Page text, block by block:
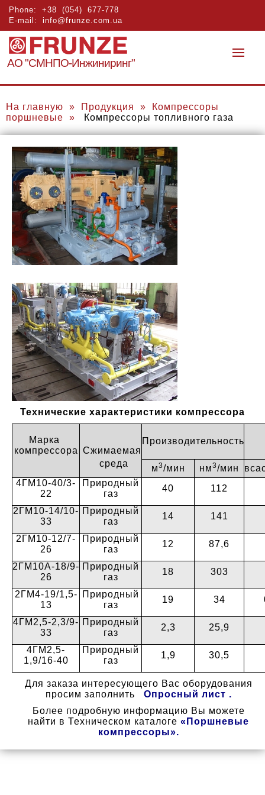
Phone: +38 (054) 677-778
E-mail: info@frunze.com.ua
АО "СМНПО-Инжиниринг"
На главную » Продукция »
Компрессоры
поршневые » Компрессоры топливного газа
Технические характеристики компрессора
Марка
компрессора Сжимаемая
среда
Производительность
м3/мин нм3/мин
4ГМ10-40/3-
22
Природный
газ
40 112
2ГМ10-14/10-
33
Природный
газ
14 141
2ГМ10-12/7-
26
Природный
газ
12 87,6
2ГМ10А-18/9-
26
Природный
газ
18 303
2ГМ4-19/1,5-
13
Природный
газ
19 34
4ГМ2,5-2,3/9-
33
Природный
газ
2,3 25,9
4ГМ2,5-
1,9/16-40
Природный
газ
1,9 30,5
Для заказа интересующего Вас оборудования
просим заполнить
Опросный лист .
Более подробную информацию Вы можете
найти в Техническом каталоге «Поршневые
компрессоры».